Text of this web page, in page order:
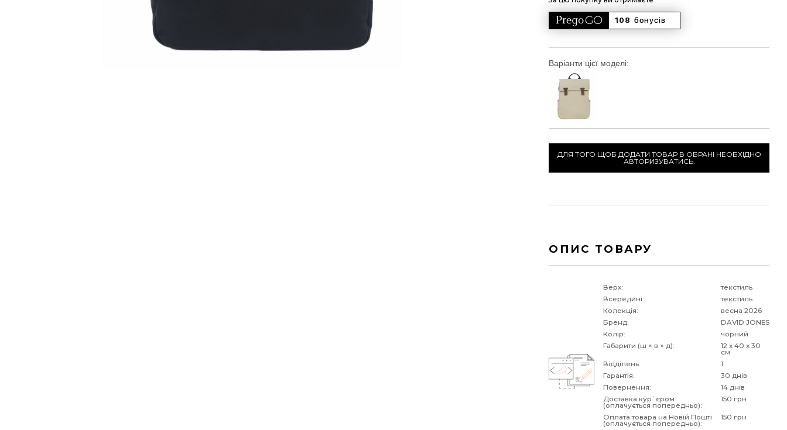
108 бонусів
Варіанти цієї моделі:
ДЛЯ ТОГО ЩОБ ДОДАТИ ТОВАР В ОБРАНІ НЕОБХІДНО
АВТОРИЗУВАТИСЬ.
ОПИС ТОВАРУ
Верх:
текстиль
Всередині:
текстиль
Колекція:
весна 2026
Бренд:
DAVID JONES
Колір:
чорний
Габарити (ш × в × д):
12 x 40 x 30
см
Відділень:
1
Гарантія:
30 днів
Повернення:
14 днів
Доставка кур`єром
(оплачується попередньо):
150 грн
Оплата товара на Новій Пошті
(оплачується попередньо):
150 грн